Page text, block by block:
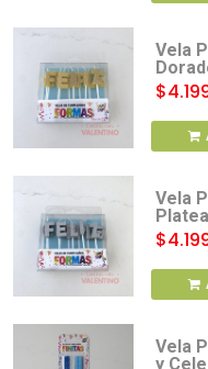
Vela
Vela
Vela
y